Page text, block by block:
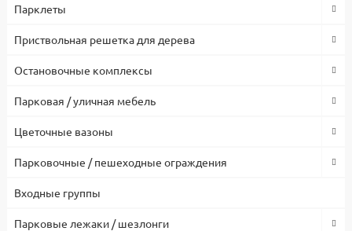
Парклеты
Приствольная решетка для дерева
Остановочные комплексы
Парковая / уличная мебель
Цветочные вазоны
Парковочные / пешеходные ограждения
Входные группы
Парковые лежаки / шезлонги